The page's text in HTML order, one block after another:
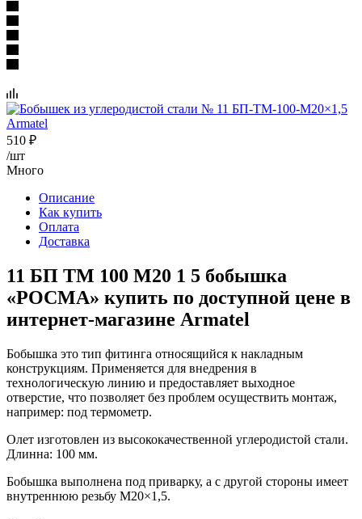
510 ₽
/шт
Много
Описание
Как купить
Оплата
Доставка
11 БП ТМ 100 М20 1 5 бобышка
«РОСМА» купить по доступной цене в
интернет-магазине Armatel
Бобышка это тип фитинга относящийся к накладным
конструкциям. Применяется для внедрения в
технологическую линию и предоставляет выходное
отверстие, что позволяет без проблем осуществить монтаж,
например: под термометр.
Олет изготовлен из высококачественной углеродистой стали.
Длинна: 100 мм.
Бобышка выполнена под приварку, а с другой стороны имеет
внутреннюю резьбу М20×1,5.